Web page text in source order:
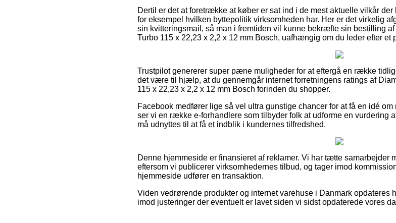
Dertil er det at foretrække at køber er sat ind i de mest aktuelle vilkår
for eksempel hvilken byttepolitik virksomheden har. Her er det virkelig
sin kvitteringsmail, så man i fremtiden vil kunne bekræfte sin bestilling
Turbo 115 x 22,23 x 2,2 x 12 mm Bosch, uafhængig om du leder efter et
Trustpilot genererer super pæne muligheder for at eftergå en række
det være til hjælp, at du gennemgår internet forretningens ratings af
115 x 22,23 x 2,2 x 12 mm Bosch forinden du shopper.
Facebook medfører lige så vel ultra gunstige chancer for at få en idé
ser vi en række e-forhandlere som tilbyder folk at udforme en vurdering
må udnyttes til at få et indblik i kundernes tilfredshed.
Denne hjemmeside er finansieret af reklamer. Vi har tætte samarbejder
eftersom vi publicerer virksomhedernes tilbud, og tager imod
hjemmeside udfører en transaktion.
Viden vedrørende produkter og internet varehuse i Danmark opdateres
imod justeringer der eventuelt er lavet siden vi sidst opdaterede vores